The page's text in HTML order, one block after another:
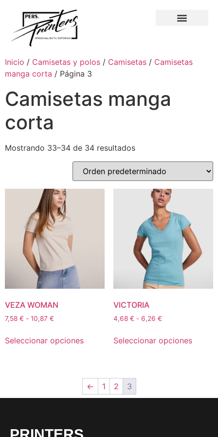
Inicio / Camisetas y polos / Camisetas / Camisetas
manga corta / Página 3
Camisetas manga
corta
Mostrando 33–34 de 34 resultados
VEZA WOMAN
7,58 € - 10,87 €
Seleccionar opciones
VICTORIA
4,68 € - 6,26 €
Seleccionar opciones
← 1 2 3